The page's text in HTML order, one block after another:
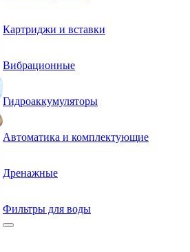
Картриджи и вставки
Вибрационные
Гидроаккумуляторы
Автоматика и комплектующие
Дренажные
Фильтры для воды